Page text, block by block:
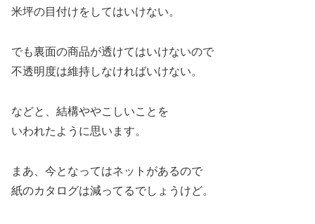
米坪の目付けをしてはいけない。
でも裏面の商品が透けてはいけないので
不透明度は維持しなければいけない。
などと、結構ややこしいことを
いわれたように思います。
まあ、今となってはネットがあるので
紙のカタログは減ってるでしょうけど。